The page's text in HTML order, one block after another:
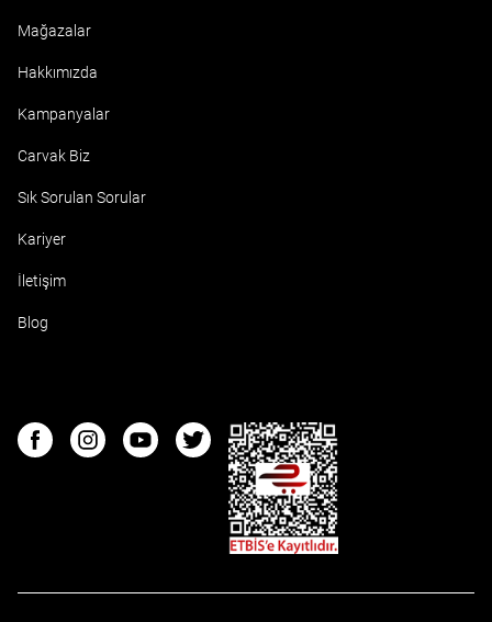
Mağazalar
Hakkımızda
Kampanyalar
Carvak Biz
Sık Sorulan Sorular
Kariyer
İletişim
Blog
FacebookInstagramYoutubeTwitter
ETBIS